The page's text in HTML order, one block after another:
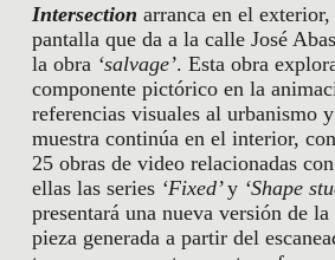
Intersection arranca en el
pantalla que da a la calle José
la obra ‘salvage’. Esta obra
componente pictórico en la
referencias visuales al urbanismo
muestra continúa en el interior,
25 obras de video relacionadas
ellas las series ‘Fixed’y ‘Shape
presentará una nueva versión de la
pieza generada a partir del